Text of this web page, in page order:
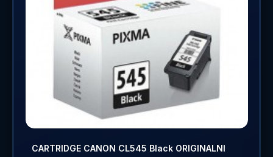
CARTRIDGE CANON CL545 Black ORIGINALNI